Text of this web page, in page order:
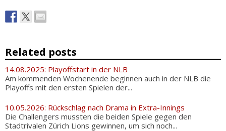
Related posts
14.08.2025: Playoffstart in der NLB
Am kommenden Wochenende beginnen auch in der NLB die
Playoffs mit den ersten Spielen der...
10.05.2026: Rückschlag nach Drama in Extra-Innings
Die Challengers mussten die beiden Spiele gegen den
Stadtrivalen Zürich Lions gewinnen, um sich noch...